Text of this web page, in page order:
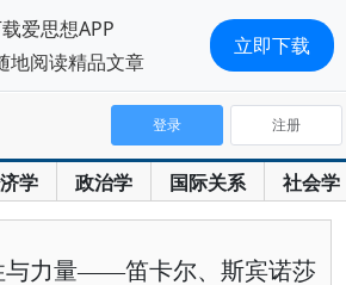
学 政治学 国际关系 社会学
登录 注册
与力量——笛卡尔、斯宾诺莎
爱思想APP
地阅读精品文章
立即下载